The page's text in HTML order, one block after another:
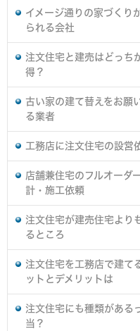
イメージ通りの家づくり
られる会社
注文住宅と建売はどっち
得？
古い家の建て替えをお願
る業者
工務店に注文住宅の設営
店舗兼住宅のフルオーダ
計・施工依頼
注文住宅が建売住宅より
るところ
注文住宅を工務店で建て
ットとデメリットは
注文住宅にも種類がある
当？